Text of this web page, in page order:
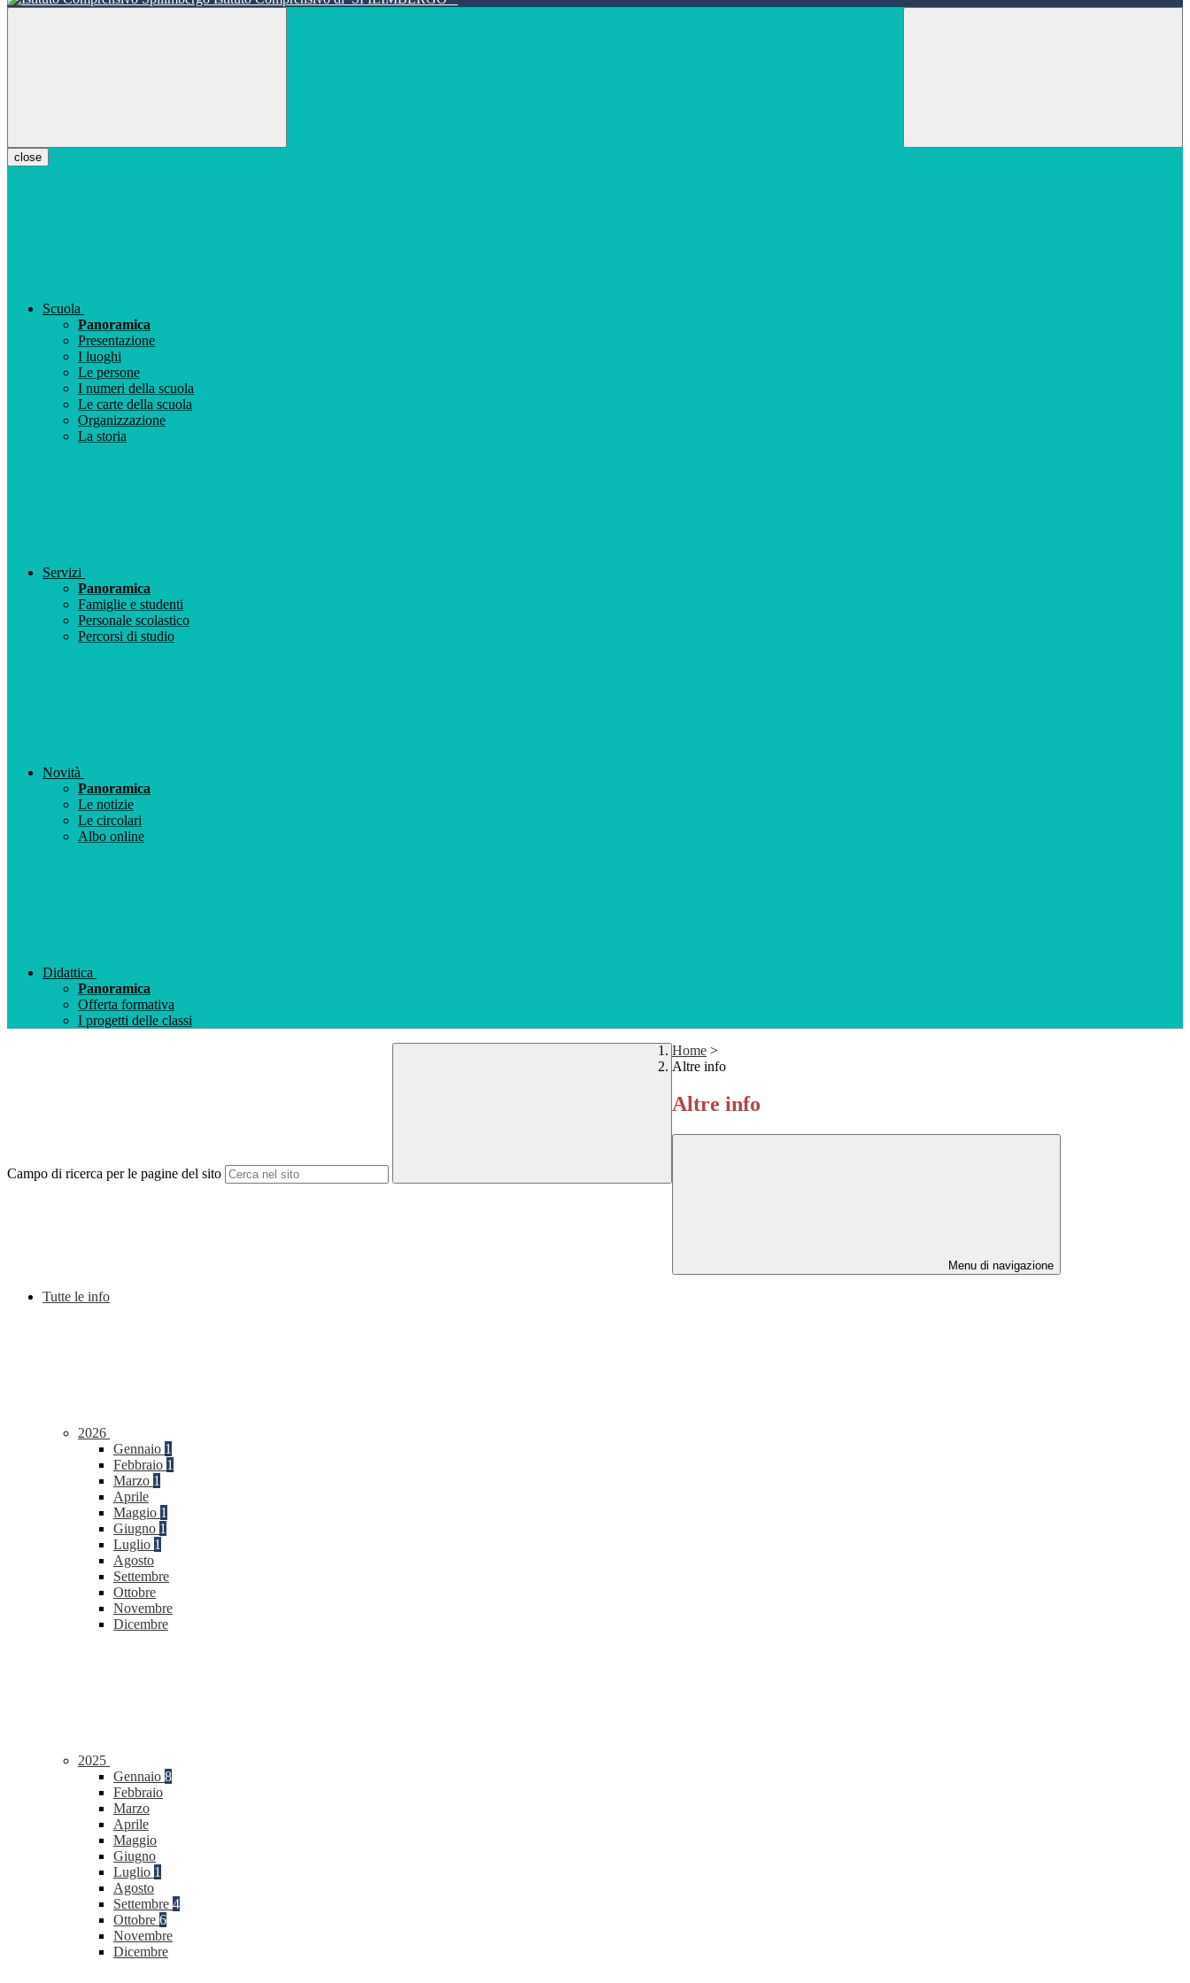
close
Scuola
Panoramica
Presentazione
I luoghi
Le persone
I numeri della scuola
Le carte della scuola
Organizzazione
La storia
Servizi
Panoramica
Famiglie e studenti
Personale scolastico
Percorsi di studio
Novità
Panoramica
Le notizie
Le circolari
Albo online
Didattica
Panoramica
Offerta formativa
I progetti delle classi
Campo di ricerca per le pagine del sito
Home >
Altre info
Altre info
Menu di navigazione
Tutte le info
2026
Gennaio 1
Febbraio 1
Marzo 1
Aprile
Maggio 1
Giugno 1
Luglio 1
Agosto
Settembre
Ottobre
Novembre
Dicembre
2025
Gennaio 8
Febbraio
Marzo
Aprile
Maggio
Giugno
Luglio 1
Agosto
Settembre 4
Ottobre 6
Novembre
Dicembre